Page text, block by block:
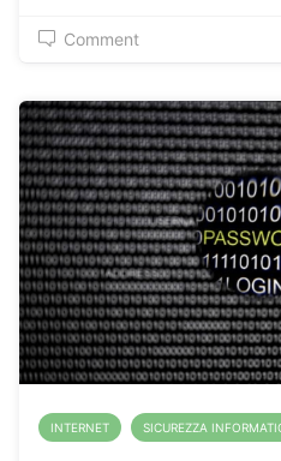
Comment
INTERNET SICUREZZA